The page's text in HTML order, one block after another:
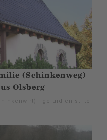
(Schinkenweg)
Olsberg
- geluid en stilte